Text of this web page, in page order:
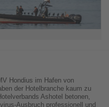
Hondius im Hafen von
der Hotelbranche kaum zu
Ashotel betonen,
Ausbruch professionell und